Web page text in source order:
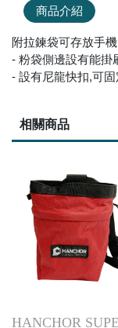
商品介紹
附拉鍊袋可存放手
- 粉袋側邊設有能掛
- 設有尼龍快扣,可
相關商品
HANCHOR SUPER攀岩